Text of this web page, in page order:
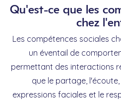
Qu'est-ce que les
chez
Les compétences sociales
un éventail de
permettant des interactions
que le partage,
expressions faciales et le